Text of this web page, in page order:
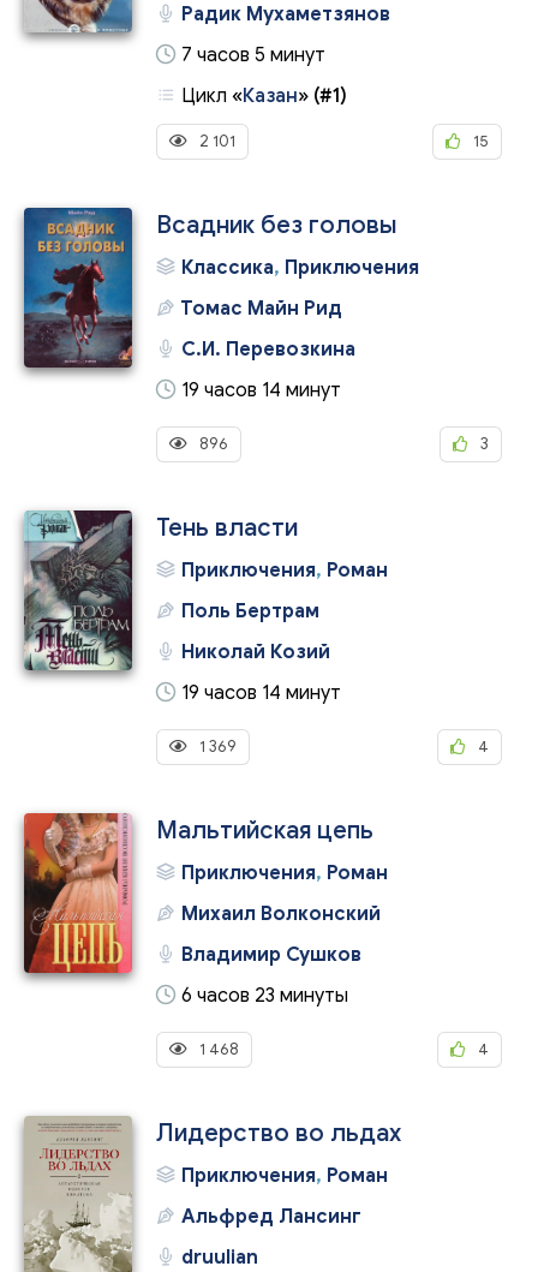
Радик Мухаметзянов
7 часов 5 минут
Цикл «Казан» (#1)
2 101 15
Всадник без головы
Классика, Приключения
Томас Майн Рид
С.И. Перевозкина
19 часов 14 минут
896 3
Тень власти
Приключения, Роман
Поль Бертрам
Николай Козий
19 часов 14 минут
1 369 4
Мальтийская цепь
Приключения, Роман
Михаил Волконский
Владимир Сушков
6 часов 23 минуты
1 468 4
Лидерство во льдах
Приключения, Роман
Альфред Лансинг
druulian